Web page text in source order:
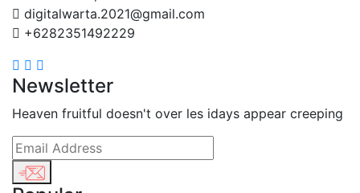
digitalwarta.2021@gmail.com
+6282351492229
Newsletter
Heaven fruitful doesn't over les idays appear creeping